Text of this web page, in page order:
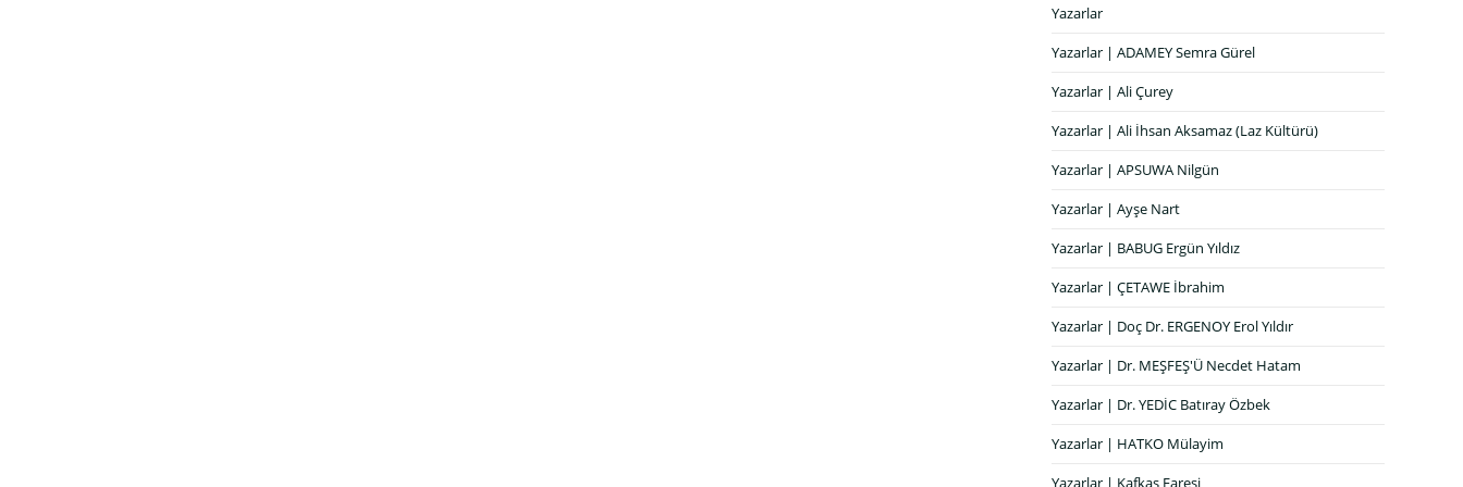
Yazarlar
Yazarlar | ADAMEY Semra Gürel
Yazarlar | Ali Çurey
Yazarlar | Ali İhsan Aksamaz (Laz Kültürü)
Yazarlar | APSUWA Nilgün
Yazarlar | Ayşe Nart
Yazarlar | BABUG Ergün Yıldız
Yazarlar | ÇETAWE İbrahim
Yazarlar | Doç Dr. ERGENOY Erol Yıldır
Yazarlar | Dr. MEŞFEŞ'Ü Necdet Hatam
Yazarlar | Dr. YEDİC Batıray Özbek
Yazarlar | HATKO Mülayim
Yazarlar | Kafkas Faresi